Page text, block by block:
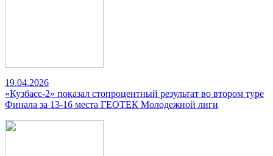
19.04.2026
«Кузбасс-2» показал стопроцентный результат во втором туре
Финала за 13-16 места ГЕОТЕК Молодежной лиги